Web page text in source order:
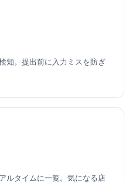
知。提出前に入力ミスを防ぎ
ルタイムに一覧。気になる店